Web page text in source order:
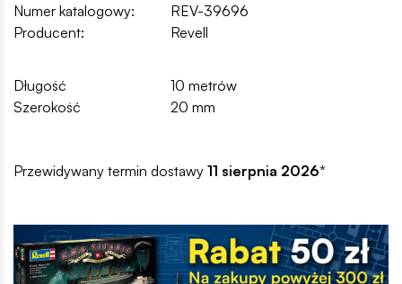
Numer katalogowy:
REV-39696
Producent:
Revell
Długość
10 metrów
Szerokość
20 mm
Przewidywany termin dostawy 11 sierpnia 2026*